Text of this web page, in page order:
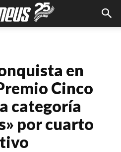
en
Cinco
categoría
por cuarto